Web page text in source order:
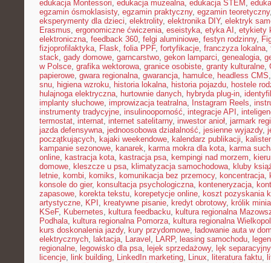
edukacja Montessori, edukacja muzealna, edukacja STEM ,
egzamin ósmoklasisty, egzamin praktyczny, egzamin teoretyczny
eksperymenty dla dzieci, elektrolity, elektronika DIY, elektryk
Erasmus, ergonomiczne ćwiczenia, eseistyka, etyka AI , etykiety
elektroniczna, feedback 360, felgi aluminiowe, festyn rodzinny,
fizjoprofilaktyka, Flask, folia PPF, fortyfikacje, franczyza lokalna,
stack, gady domowe, garncarstwo, gekon lamparci, genealogia,
w Polsce, grafika wektorowa, granice osobiste, granty kulturalne,
papierowe, gwara regionalna, gwarancja, hamulce, headless CMS
snu, higiena wzroku, historia lokalna, historia pojazdu, hostele
hulajnoga elektryczna, hurtownie danych, hybryda plug-in,
implanty słuchowe, improwizacja teatralna, Instagram Reels,
instrumenty tradycyjne, insulinooporność, integracje API ,
termostat, internat, internet satelitarny, inwestor anioł, jarmark
jazda defensywna, jednoosobowa działalność, jesienne wyjazdy,
początkujących, kajaki weekendowe, kalendarz publikacji,
kampanie sezonowe, kanarek, karma mokra dla kota, karma
online, kastracja kota, kastracja psa, kempingi nad morzem,
domowe, kleszcze u psa, klimatyzacja samochodowa, kluby
letnie, kombi, komiks, komunikacja bez przemocy, koncentracja,
konsole do gier, konsultacja psychologiczna, konteneryzacja,
zapasowe, korekta tekstu, korepetycje online, koszt pozyskania
artystyczne, KPI , kreatywne pisanie, kredyt obrotowy, królik
KSeF, Kubernetes, kultura feedbacku, kultura regionalna
Podhala, kultura regionalna Pomorza, kultura regionalna
kurs doskonalenia jazdy, kury przydomowe, ładowanie auta w
elektrycznych, laktacja, Laravel , LARP, leasing samochodu,
regionalne, legowisko dla psa, lejek sprzedażowy, lęk
licencje, link building, LinkedIn marketing, Linux, literatura faktu,